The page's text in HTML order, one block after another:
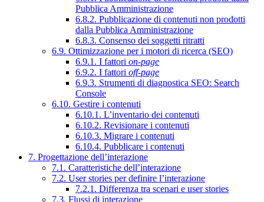
Pubblica Amministrazione
6.8.2. Pubblicazione di contenuti non prodotti
dalla Pubblica Amministrazione
6.8.3. Consenso dei soggetti ritratti
6.9. Ottimizzazione per i motori di ricerca (SEO)
6.9.1. I fattori on-page
6.9.2. I fattori off-page
6.9.3. Strumenti di diagnostica SEO: Search
Console
6.10. Gestire i contenuti
6.10.1. L’inventario dei contenuti
6.10.2. Revisionare i contenuti
6.10.3. Migrare i contenuti
6.10.4. Pubblicare i contenuti
7. Progettazione dell’interazione
7.1. Caratteristiche dell’interazione
7.2. User stories per definire l’interazione
7.2.1. Differenza tra scenari e user stories
7.3. Flussi di interazione